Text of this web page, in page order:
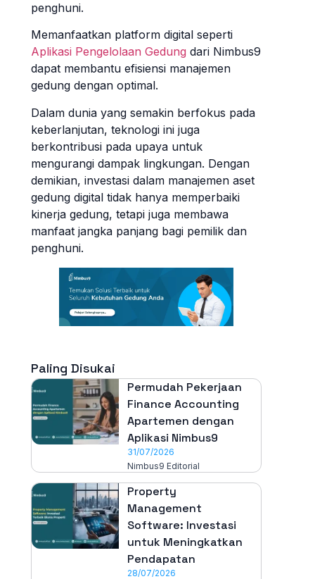
penghuni.
Memanfaatkan platform digital seperti
Aplikasi Pengelolaan Gedung dari Nimbus9
dapat membantu efisiensi manajemen
gedung dengan optimal.
Dalam dunia yang semakin berfokus pada
keberlanjutan, teknologi ini juga
berkontribusi pada upaya untuk
mengurangi dampak lingkungan. Dengan
demikian, investasi dalam manajemen aset
gedung digital tidak hanya memperbaiki
kinerja gedung, tetapi juga membawa
manfaat jangka panjang bagi pemilik dan
penghuni.
Paling Disukai
Permudah Pekerjaan
Finance Accounting
Apartemen dengan
Aplikasi Nimbus9
31/07/2026
Nimbus9 Editorial
Property
Management
Software: Investasi
untuk Meningkatkan
Pendapatan
28/07/2026